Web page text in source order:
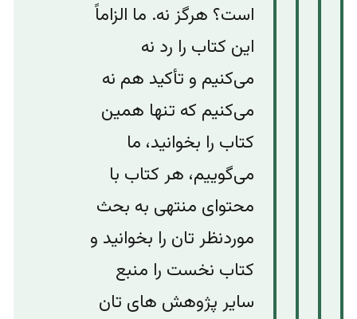
است؟ هرگز نه. ما الزاماً
این کتاب را رد نه
می‌‌کنیم و تأکید هم نه
می‌کنیم که تنها همین
کتاب را بخوانید، ما
می‌گوییم، هر کتاب با
محتوای منتهی به بحث
مورد‌نظر تان را بخوانید و
کتاب نخست را منبع
سایر پژوهش های تان